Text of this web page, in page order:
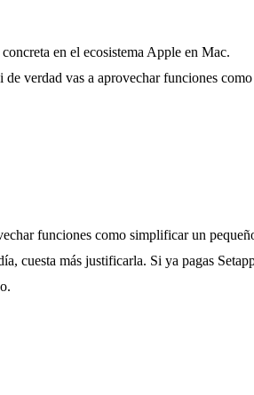
en el ecosistema Apple en Mac.
de verdad vas a aprovechar funciones
funciones como simplificar un
cuesta más justificarla. Si ya pagas